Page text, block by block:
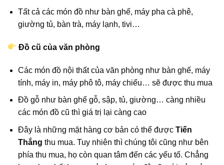
Tất cả các món đồ như bàn ghế, máy pha cà phê,
giường tủ, bàn trà, máy lạnh, tivi…
Đồ cũ của văn phòng
Các món đồ nội thất của văn phòng như bàn ghế, máy
tính, máy in, máy phô tô, máy chiếu… sẽ được thu mua
Đồ gỗ như bàn ghế gỗ, sập, tủ, giường… càng nhiều
các món đồ cũ thì giá trị lại càng cao
Đây là những mặt hàng cơ bản có thể đượcTiến
Thắng thu mua. Tuy nhiên thì chúng tôi cũng như bên
phía thu mua, họ còn quan tâm đến các yếu tố. Chẳng